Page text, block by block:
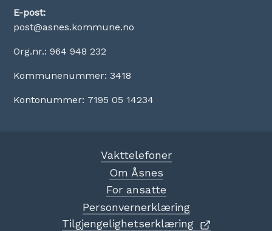
E-post:
post@asnes.kommune.no
Org.nr.: 964 948 232
Kommunenummer: 3418
Kontonummer: 7195 05 14234
Vakttelefoner
Om Åsnes
For ansatte
Personvernerklæring
Tilgjengelighetserklæring